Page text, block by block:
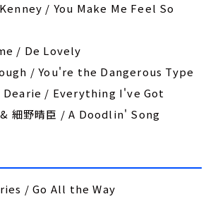
/ You Make Me Feel So
/ De Lovely
/ You're the Dangerous Type
Dearie / Everything I've Got
& 細野晴臣 / A Doodlin' Song
/ Go All the Way